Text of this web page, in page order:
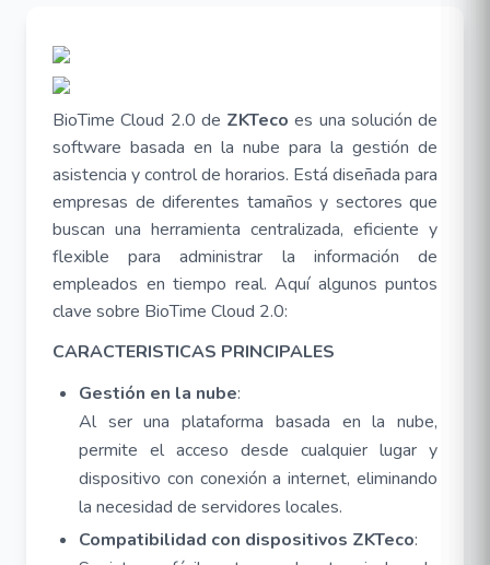
BioTime Cloud 2.0 de ZKTeco es una solución de
software basada en la nube para la gestión de
asistencia y control de horarios. Está diseñada para
empresas de diferentes tamaños y sectores que
buscan una herramienta centralizada, eficiente y
flexible para administrar la información de
empleados en tiempo real. Aquí algunos puntos
clave sobre BioTime Cloud 2.0:
CARACTERISTICAS PRINCIPALES
Gestión en la nube:
Al ser una plataforma basada en la nube,
permite el acceso desde cualquier lugar y
dispositivo con conexión a internet, eliminando
la necesidad de servidores locales.
Compatibilidad con dispositivos ZKTeco: